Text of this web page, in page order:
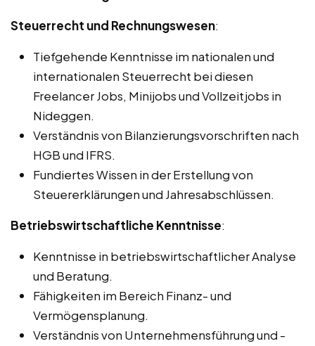
Steuerrecht und Rechnungswesen:
Tiefgehende Kenntnisse im nationalen und
internationalen Steuerrecht bei diesen
Freelancer Jobs, Minijobs und Vollzeitjobs in
Nideggen.
Verständnis von Bilanzierungsvorschriften nach
HGB und IFRS.
Fundiertes Wissen in der Erstellung von
Steuererklärungen und Jahresabschlüssen.
Betriebswirtschaftliche Kenntnisse:
Kenntnisse in betriebswirtschaftlicher Analyse
und Beratung.
Fähigkeiten im Bereich Finanz- und
Vermögensplanung.
Verständnis von Unternehmensführung und -